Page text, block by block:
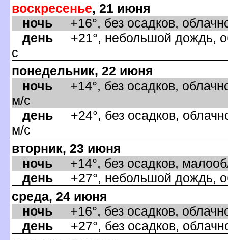
оскресенье, 21 июня
ночь +16°, без осадков,
день +21°, небольшой дождь,
с
понедельник, 22 июня
ночь +14°, без осадков,
м/с
день +24°, без осадков,
м/с
торник, 23 июня
ночь +14°, без осадков,
день +27°, небольшой дождь,
среда, 24 июня
ночь +16°, без осадков,
день +27°, без осадков,